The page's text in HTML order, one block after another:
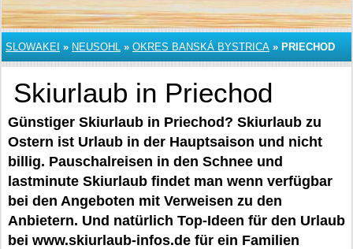
SLOWAKEI » NEUSOHL » OKRES BANSKÁ BYSTRICA » PRIECHOD
Skiurlaub in Priechod
Günstiger Skiurlaub in Priechod? Skiurlaub zu
Ostern ist Urlaub in der Hauptsaison und nicht
billig. Pauschalreisen in den Schnee und
lastminute Skiurlaub findet man wenn verfügbar
bei den Angeboten mit Verweisen zu den
Anbietern. Und natürlich Top-Ideen für den Urlaub
bei www.skiurlaub-infos.de für ein Familien